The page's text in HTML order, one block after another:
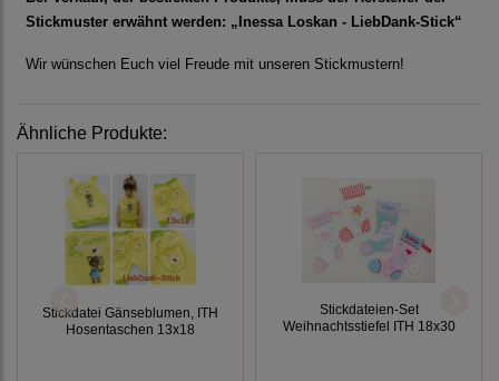
Stickmuster erwähnt werden: „Inessa Loskan - LiebDank-Stick“
Wir wünschen Euch viel Freude mit unseren Stickmustern!
Ähnliche Produkte:
Stickdatei Gänseblumen, ITH
Hosentaschen 13x18
Stickdateien-Set
Weihnachtsstiefel ITH 18x30